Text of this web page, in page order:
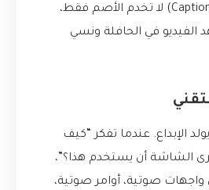
النصية للفيديو (Captions) لا تخدم الأصم فقط،
في الحافلة ونسي
الإبداع. عندما تفكر “كيف
الشاشة أن يستخدم هذا؟”،
واجهات صوتية، أوامر صوتية،